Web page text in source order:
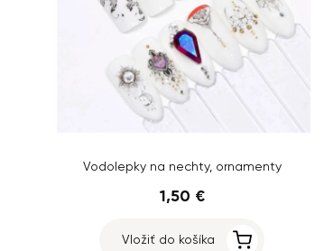
Vodolepky na nechty, ornamenty
1,50 €
Vložiť do košíka